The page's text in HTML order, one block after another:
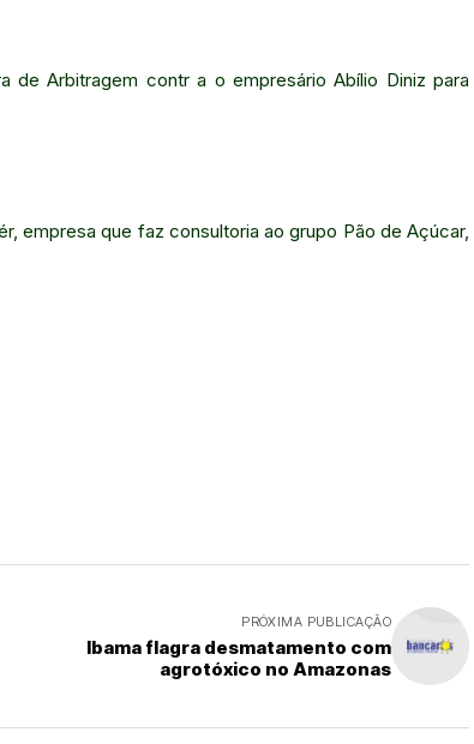
de Arbitragem contr a o empresário Abílio Diniz para
empresa que faz consultoria ao grupo Pão de Açúcar,
PRÓXIMA PUBLICAÇÃO
Ibama flagra desmatamento com
agrotóxico no Amazonas